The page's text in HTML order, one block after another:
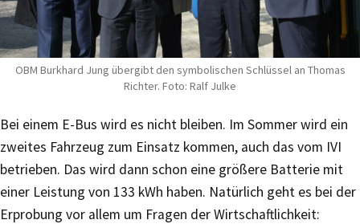
OBM Burkhard Jung übergibt den symbolischen Schlüssel an Thomas
Richter. Foto: Ralf Julke
Bei einem E-Bus wird es nicht bleiben. Im Sommer wird ein
zweites Fahrzeug zum Einsatz kommen, auch das vom IVI
betrieben. Das wird dann schon eine größere Batterie mit
einer Leistung von 133 kWh haben. Natürlich geht es bei der
Erprobung vor allem um Fragen der Wirtschaftlichkeit: